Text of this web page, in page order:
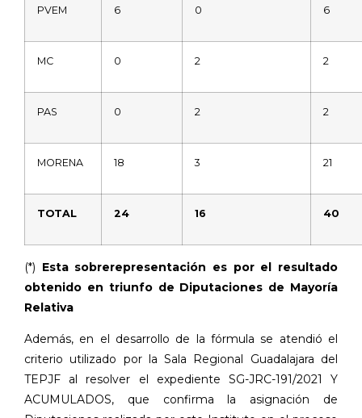
PVEM 6 0 6
MC 0 2 2
PAS 0 2 2
MORENA 18 3 21
TOTAL 24 16 40
(*) Esta sobrerepresentación es por el resultado
obtenido en triunfo de Diputaciones de Mayoría
Relativa
Además, en el desarrollo de la fórmula se atendió el
criterio utilizado por la Sala Regional Guadalajara del
TEPJF al resolver el expediente SG-JRC-191/2021 Y
ACUMULADOS, que confirma la asignación de